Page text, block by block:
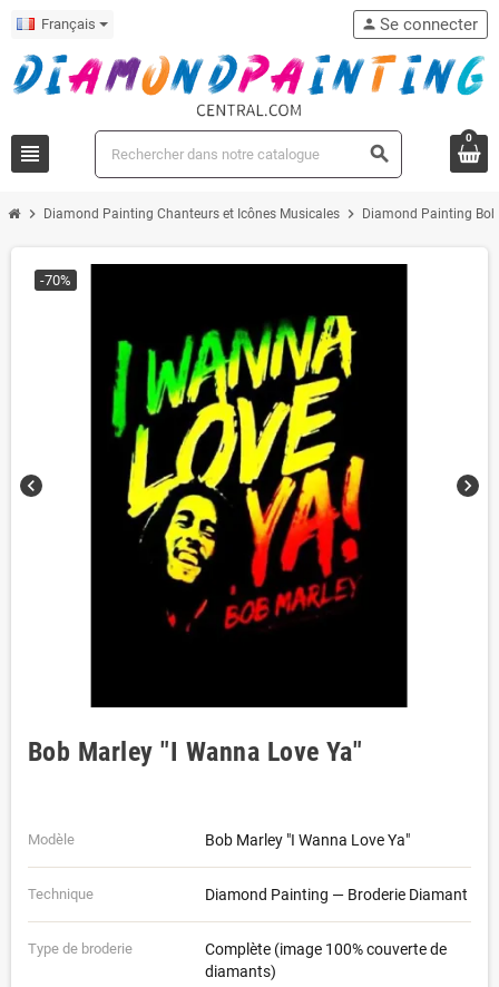
Français
view_headline search
0
person Se connecter
chevron_right Diamond Painting Chanteurs et Icônes Musicales chevron_right Diamond Painting
chevron_left chevron_right
-70%
Bob Marley "I Wanna Love Ya"
Modèle Bob Marley "I Wanna Love Ya"
Technique Diamond Painting — Broderie Diamant
Type de broderie
Complète (image 100% couverte de
diamants)